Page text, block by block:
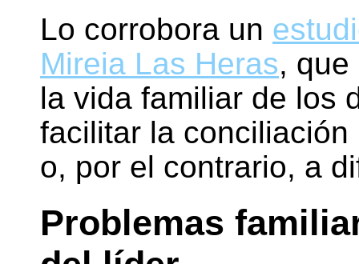
Lo corrobora un
Mireia Las Heras,
la vida familiar de los
facilitar la
o, por el contrario, a
Problemas